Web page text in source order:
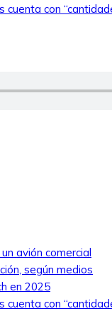
con
avión comercial
según medios
en 2025
con